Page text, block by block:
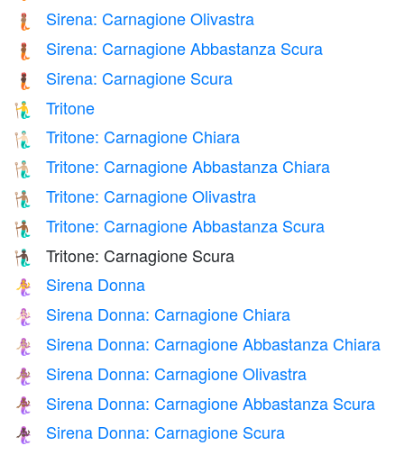
🧜🏽 Sirena: Carnagione Olivastra
🧜🏾 Sirena: Carnagione Abbastanza Scura
🧜🏿 Sirena: Carnagione Scura
🧜‍♂️ Tritone
🧜🏻‍♂️ Tritone: Carnagione Chiara
🧜🏼‍♂️ Tritone: Carnagione Abbastanza Chiara
🧜🏽‍♂️ Tritone: Carnagione Olivastra
🧜🏾‍♂️ Tritone: Carnagione Abbastanza Scura
🧜🏿‍♂️ Tritone: Carnagione Scura
🧜‍♀️ Sirena Donna
🧜🏻‍♀️ Sirena Donna: Carnagione Chiara
🧜🏼‍♀️ Sirena Donna: Carnagione Abbastanza Chiara
🧜🏽‍♀️ Sirena Donna: Carnagione Olivastra
🧜🏾‍♀️ Sirena Donna: Carnagione Abbastanza Scura
🧜🏿‍♀️ Sirena Donna: Carnagione Scura